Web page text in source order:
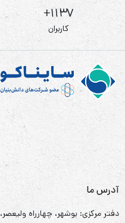
1137+
کاربران
آدرس ما
دفتر مرکزی: بوشهر، چهارراه ولیعصر،